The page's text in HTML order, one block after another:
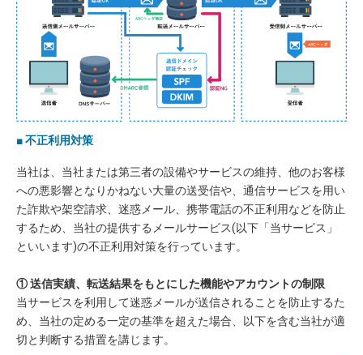
■ 不正利用対策
当社は、当社または第三者の設備やサービスの維持、他のお客様
への悪影響となりかねない大量の送受信や、通信サービスを用い
た詐欺や架空請求、迷惑メール、携帯電話の不正利用などを防止
するため、当社の提供するメールサービス(以下「当サービス」
といいます)の不正利用対策を行っています。
① 送信実績、転送結果をもとにした機能やアカウントの制限
当サービスを利用して迷惑メールが送信されることを防止するた
め、当社の定める一定の基準を超えた場合、以下を含む当社が適
切と判断する措置を講じます。